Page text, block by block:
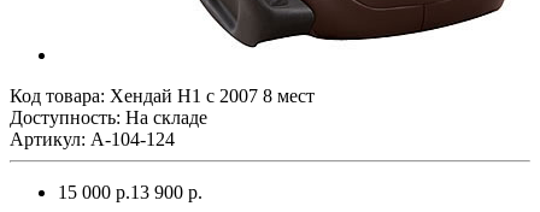
Код товара: Хендай Н1 с 2007 8 мест
Доступность: На складе
Артикул: A-104-124
15 000 р.13 900 р.